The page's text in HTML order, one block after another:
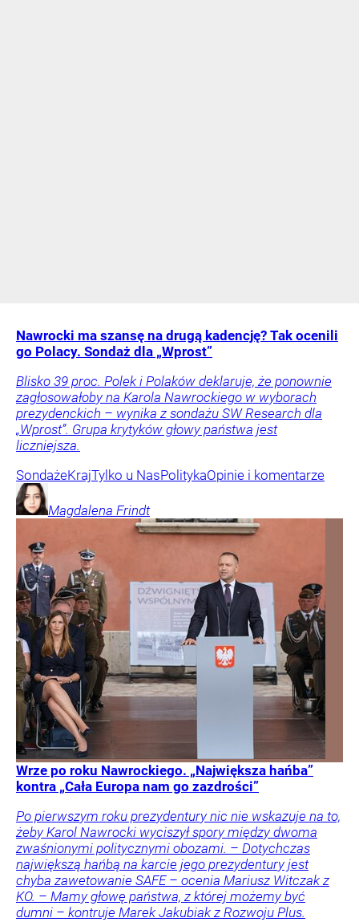
Nawrocki ma szansę na drugą kadencję? Tak ocenili
go Polacy. Sondaż dla „Wprost”
Blisko 39 proc. Polek i Polaków deklaruje, że ponownie
zagłosowałoby na Karola Nawrockiego w wyborach
prezydenckich – wynika z sondażu SW Research dla
„Wprost”. Grupa krytyków głowy państwa jest
liczniejsza.
SondażeKrajTylko u NasPolitykaOpinie i komentarze
Magdalena Frindt
Wrze po roku Nawrockiego. „Największa hańba”
kontra „Cała Europa nam go zazdrości”
Po pierwszym roku prezydentury nic nie wskazuje na to,
żeby Karol Nawrocki wyciszył spory między dwoma
zwaśnionymi politycznymi obozami. – Dotychczas
największą hańbą na karcie jego prezydentury jest
chyba zawetowanie SAFE – ocenia Mariusz Witczak z
KO. – Mamy głowę państwa, z której możemy być
dumni – kontruje Marek Jakubiak z Rozwoju Plus.